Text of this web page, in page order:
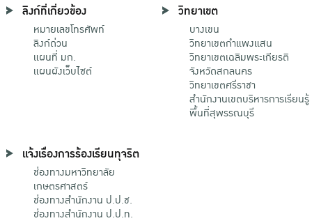
ลิงก์ที่เกี่ยวข้อง
หมายเลขโทรศัพท์
ลิงก์ด่วน
แผนที่ มก.
แผนผังเว็บไซต์
วิทยาเขต
บางเขน
วิทยาเขตกําแพงแสน
วิทยาเขตเฉลิมพระเกียรติ
จังหวัดสกลนคร
วิทยาเขตศรีราชา
สำนักงานเขตบริหารการเรียนรู้
พื้นที่สุพรรณบุรี
แจ้งเรื่องการร้องเรียนทุจริต
ช่องทางมหาวิทยาลัย
เกษตรศาสตร์
ช่องทางสำนักงาน ป.ป.ช.
ช่องทางสำนักงาน ป.ป.ท.